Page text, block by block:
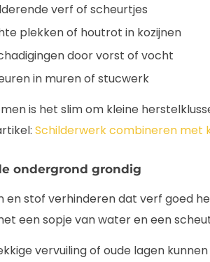
verf of scheurtjes
plekken of houtrot in kozijnen
door vorst of vocht
in muren of stucwerk
is het slim om kleine
Schilderwerk combineren met
ondergrond grondig
en stof verhinderen dat verf goed
een sopje van water en een
vervuiling of oude lagen